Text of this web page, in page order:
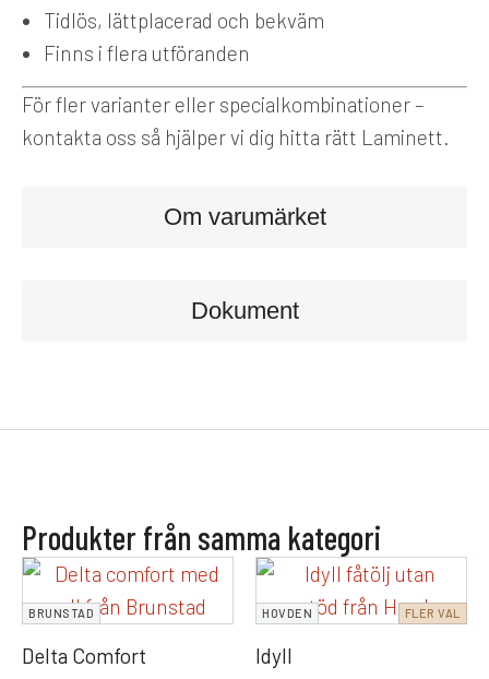
Om varumärket
Dokument
Tidlös, lättplacerad och bekväm
Finns i flera utföranden
För fler varianter eller specialkombinationer –
kontakta oss så hjälper vi dig hitta rätt Laminett.
Produkter från samma kategori
BRUNSTAD
Delta Comfort
HOVDEN FLER VAL
Idyll